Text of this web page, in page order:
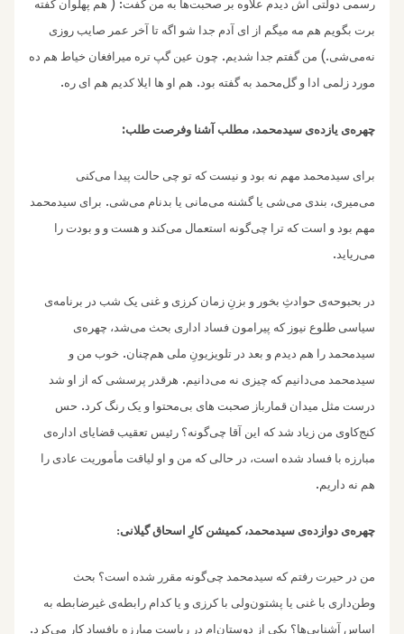
رسمی دولتی اش دیدم علاوه بر صحبت‌ها به من گفت: ( هم پهلوان کفته
برت بگویم هم مه میگم از ای آدم جدا شو‌ اگه تا آخر عمر صایب روزی
نه‌می‌شی.) من گفتم جدا شدیم.‌ چون عین گپ تره میرافغان خیاط هم ده
مورد زلمی ادا و گل‌محمد به گفته بود. هم او ها ایلا کدیم هم ای ره.
چهره‌‌ی‌ یازده‌ی سیدمحمد، مطلب آشنا وفرصت طلب:
برای سیدمحمد مهم نه بود و نیست که تو چی حالت پیدا می‌کنی
می‌میری، بندی می‌شی یا گشنه می‌مانی یا بدنام می‌شی. برای سیدمحمد
مهم بود و‌ است که ترا چی‌گونه استعمال می‌کند و هست و و‌ بودت را
می‌ریاید.
در بحبوحه‌ی حوادثِ بخور و بزنِ زمان کرزی و غنی یک شب در برنامه‌ی
سیاسی طلوع نیوز که پیرامون فساد اداری بحث می‌شد، چهره‌ی
سیدمحمد را هم دیدم و بعد در تلویزیونِ ‌ملی هم‌چنان. خوب من و
سیدمحمد می‌دانیم که چیزی نه ‌می‌دانیم . هرقدر پرسشی که از او شد
درست مثل میدان قمارباز صحبت‌ های بی‌محتوا و یک رنگ کرد . حس
کنج‌کاوی من زیاد شد که این آقا چی‌گونه؟ رئیس تعقیب قضایای اداره‌ی
مبارزه با فساد شده است، در حالی که من و او لیاقت مأموریت عادی را
هم نه داریم .
چهره‌‌ی دوازده‌ی سیدمحمد، کمیشن کارِ اسحاق گیلانی:
من در حیرت رفتم که سیدمحمد چی‌گونه مقرر شده است؟ بحث
وطن‌داری با غنی یا پشتون‌ولی با کرزی و یا کدام رابطه‌ی غیرضابطه به
اساس آشنایی‌ها؟ یکی از دوستان‌ام در ریاست مبارزه بافساد کار می‌کرد